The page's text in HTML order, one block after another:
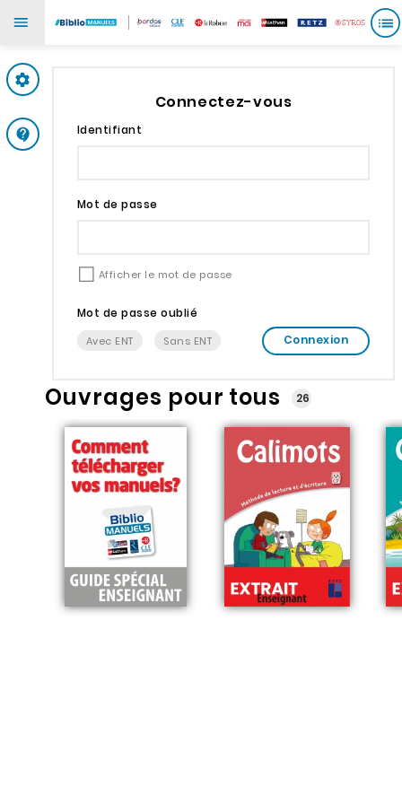
Support
Connectez-vous
Identifiant
Mot de passe
Afficher le mot de passe
Mot de passe oublié
Avec ENT Sans ENT Connexion
Ouvrages pour tous 26